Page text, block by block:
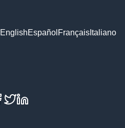
EnglishEspañol Français Italiano
Facebook
X